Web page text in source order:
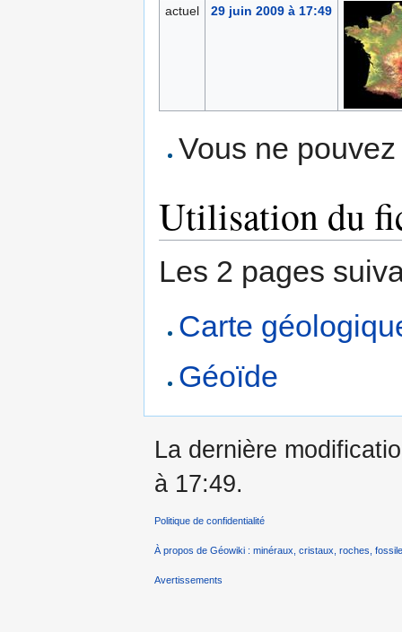
actuel
29 juin 2009 à 17:49
Vous ne
Utilisation du
Les 2 pages
Carte
Géoïde
La dernière
à 17:49.
Politique de confidentialité
À propos de Géowiki : minéraux, cristaux, roches,
Avertissements